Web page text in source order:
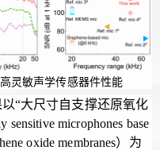
灵敏声学传感器件性能
“大尺寸自支撑还原氧化
sensitive microphones base
oxide membranes）为